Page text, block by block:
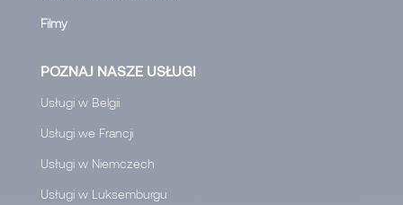
Filmy
POZNAJ NASZE USŁUGI
Usługi w Belgii
Usługi we Francji
Usługi w Niemczech
Usługi w Luksemburgu